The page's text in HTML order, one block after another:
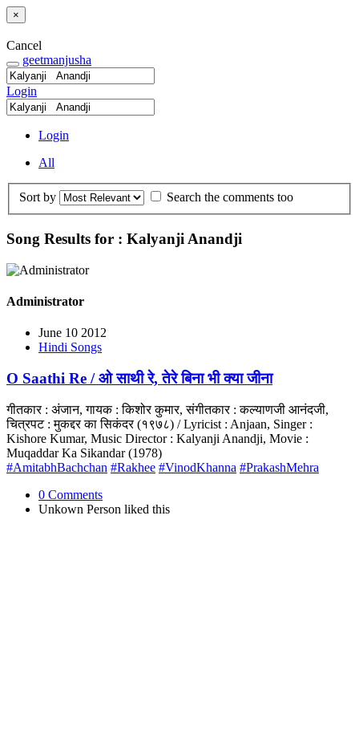
×
Cancel
geetmanjusha
Login
Login
All
Sort by Search the comments too
Song Results for : Kalyanji Anandji
Administrator
June 10 2012
Hindi Songs
O Saathi Re / ओ साथी रे, तेरे बिना भी क्या जीना
गीतकार : अंजान, गायक : किशोर कुमार, संगीतकार : कल्याणजी आनंदजी,
चित्रपट : मुकद्दर का सिकंदर (१९७८) / Lyricist : Anjaan, Singer :
Kishore Kumar, Music Director : Kalyanji Anandji, Movie :
Muqaddar Ka Sikandar (1978)
#AmitabhBachchan #Rakhee #VinodKhanna #PrakashMehra
0 Comments
Unkown Person liked this